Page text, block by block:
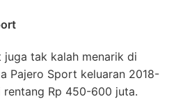
tak kalah menarik di
Pajero Sport keluaran 2018-
Rp 450-600 juta.